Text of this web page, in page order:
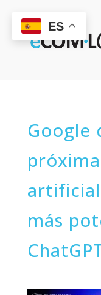
Google
artificial
más
ES